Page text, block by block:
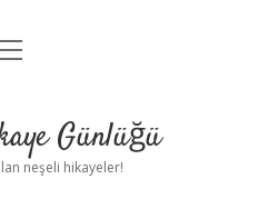
Uyarı Günlüğü
neşeli hikayeler!